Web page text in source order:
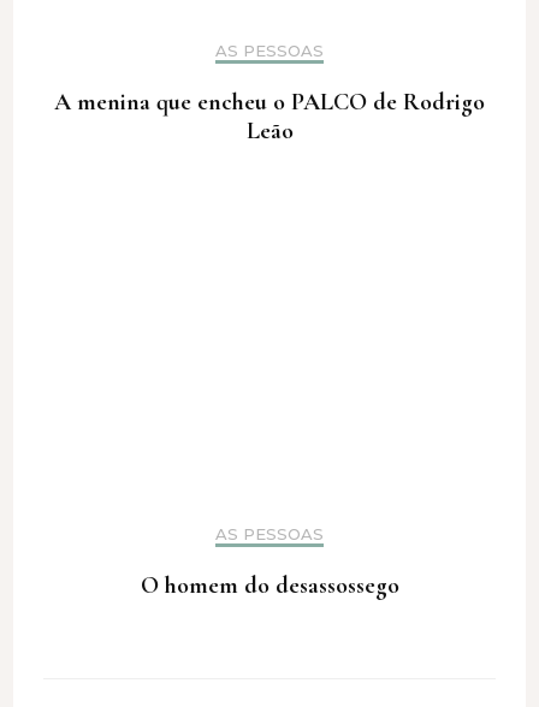
AS PESSOAS
A menina que encheu o PALCO de Rodrigo
Leão
AS PESSOAS
O homem do desassossego